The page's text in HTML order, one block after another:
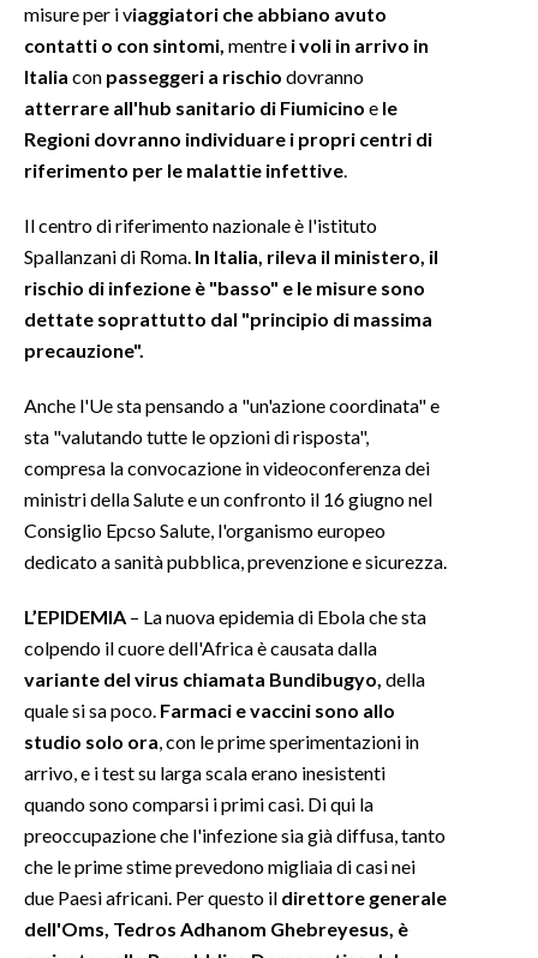
#CARAUNIONE
3 MINUTI CON
INSULARITÀ
ABBONATI
ANNUNCI
NECROLOGI
PUBBLICITÀ
STORE
misure per i viaggiatori che abbiano avuto
contatti o con sintomi, mentre i voli in arrivo in
Italia con passeggeri a rischio dovranno
atterrare all'hub sanitario di Fiumicino e le
Regioni dovranno individuare i propri centri di
riferimento per le malattie infettive
Il centro di riferimento nazionale è l'istituto
Spallanzani di Roma. In Italia, rileva il ministero, il
rischio di infezione è "basso" e le misure sono
dettate soprattutto dal "principio di massima
precauzione".
Anche l'Ue sta pensando a "un'azione coordinata" e
sta "valutando tutte le opzioni di risposta",
compresa la convocazione in videoconferenza dei
ministri della Salute e un confronto il 16 giugno nel
Consiglio Epcso Salute, l'organismo europeo
dedicato a sanità pubblica, prevenzione e sicurezza.
L’EPIDEMIA – La nuova epidemia di Ebola che sta
colpendo il cuore dell'Africa è causata dalla
variante del virus chiamata Bundibugyo, della
quale si sa poco. Farmaci e vaccini sono allo
studio solo ora , con le prime sperimentazioni in
arrivo, e i test su larga scala erano inesistenti
quando sono comparsi i primi casi. Di qui la
preoccupazione che l'infezione sia già diffusa, tanto
che le prime stime prevedono migliaia di casi nei
due Paesi africani. Per questo il direttore generale
dell'Oms, Tedros Adhanom Ghebreyesus, è